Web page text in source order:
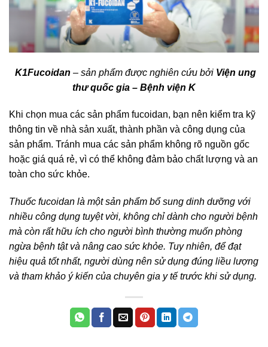
K1Fucoidan – sản phẩm được nghiên cứu bởi Viện ung
thư quốc gia – Bệnh viện K
Khi chọn mua các sản phẩm fucoidan, bạn nên kiểm tra kỹ
thông tin về nhà sản xuất, thành phần và công dụng của
sản phẩm. Tránh mua các sản phẩm không rõ nguồn gốc
hoặc giá quá rẻ, vì có thể không đảm bảo chất lượng và an
toàn cho sức khỏe.
Thuốc fucoidan là một sản phẩm bổ sung dinh dưỡng với
nhiều công dụng tuyệt vời, không chỉ dành cho người bệnh
mà còn rất hữu ích cho người bình thường muốn phòng
ngừa bệnh tật và nâng cao sức khỏe. Tuy nhiên, để đạt
hiệu quả tốt nhất, người dùng nên sử dụng đúng liều lượng
và tham khảo ý kiến của chuyên gia y tế trước khi sử dụng.